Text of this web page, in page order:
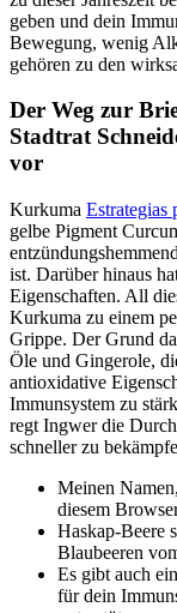
geben und dein
Bewegung, wenig
gehören zu den
Der Weg zur
Stadtrat
vor
Kurkuma Estrategias
gelbe Pigment
ist. Darüber hinaus
Eigenschaften. All
Kurkuma zu einem
Grippe. Der Grund
Öle und Gingerole,
antioxidative
Immunsystem zu
regt Ingwer die
schneller zu
Meinen
diesem
Haskap-Beere
Blaubeeren
Es gibt auch
für dein